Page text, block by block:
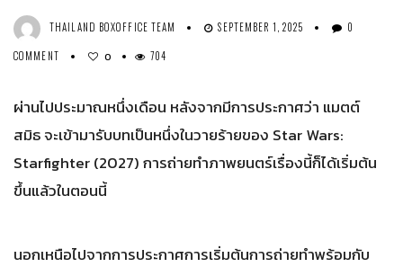
THAILAND BOXOFFICE TEAM SEPTEMBER 1, 2025
0
COMMENT
0 704
ผ่านไปประมาณหนึ่งเดือน หลังจากมีการประกาศว่า แมตต์
สมิธ จะเข้ามารับบทเป็นหนึ่งในวายร้ายของ Star Wars:
Starfighter (2027) การถ่ายทำภาพยนตร์เรื่องนี้ก็ได้เริ่มต้น
ขึ้นแล้วในตอนนี้
นอกเหนือไปจากการประกาศการเริ่มต้นการถ่ายทำพร้อมกับ